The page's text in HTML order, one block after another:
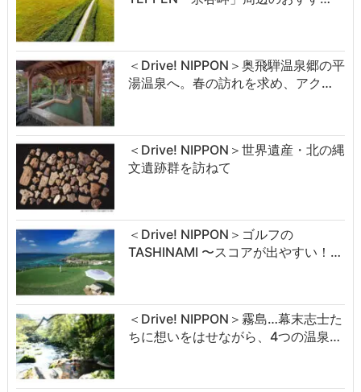
＜Drive! NIPPON＞奥飛騨温泉郷の平
湯温泉へ。春の訪れを求め、アク…
＜Drive! NIPPON＞世界遺産・北の縄
文遺跡群を訪ねて
＜Drive! NIPPON＞ゴルフの
TASHINAMI 〜スコアが出やすい！…
＜Drive! NIPPON＞霧島…幕末志士た
ちに想いをはせながら、4つの温泉…